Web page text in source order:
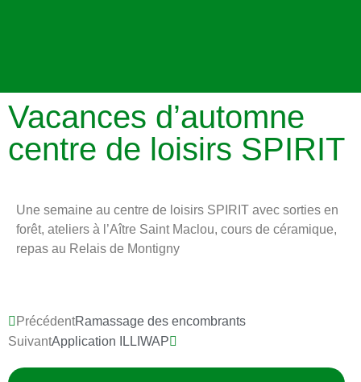
Vacances d’automne
centre de loisirs SPIRIT
Une semaine au centre de loisirs SPIRIT avec sorties en
forêt, ateliers à l’Aître Saint Maclou, cours de céramique,
repas au Relais de Montigny
PrécédentRamassage des encombrants
SuivantApplication ILLIWAP